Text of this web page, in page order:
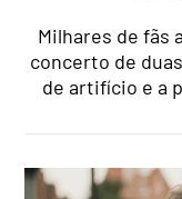
Milhares de fãs
concerto de
de artifício e a